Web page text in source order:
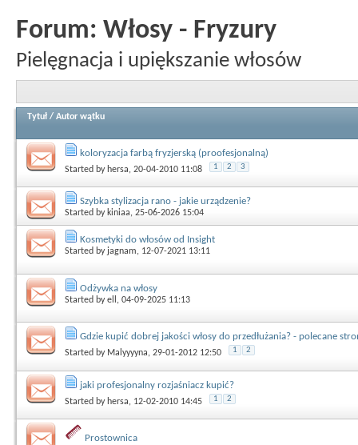
Forum: Włosy - Fryzury
Pielęgnacja i upiększanie włosów
Tytuł / Autor wątku
koloryzacja farbą fryzjerską (proofesjonalną)
Started by hersa, 20-04-2010 11:08 1 2 3
Szybka stylizacja rano - jakie urządzenie?
Started by kiniaa, 25-06-2026 15:04
Kosmetyki do włosów od Insight
Started by jagnam, 12-07-2021 13:11
Odżywka na włosy
Started byell , 04-09-2025 11:13
Gdzie kupić dobrej jakości włosy do przedłużania? - polecane
Started by Malyyyyna, 29-01-2012 12:50 1 2
jaki profesjonalny rozjaśniacz kupić?
Started by hersa, 12-02-2010 14:45 1 2
Prostownica